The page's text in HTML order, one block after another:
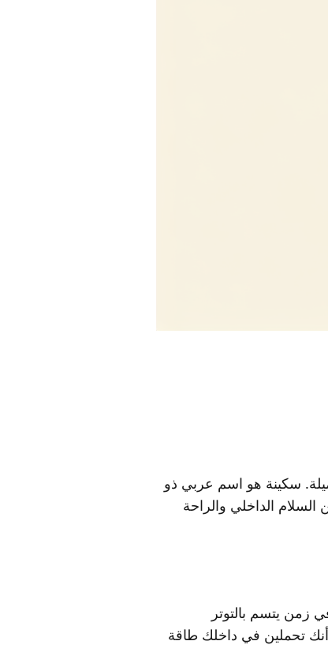
سكينة هو اسم عربي ذو
السلام الداخلي والراحة
زمن يتسم بالتوتر
أنك تحملين في داخلك طاقة